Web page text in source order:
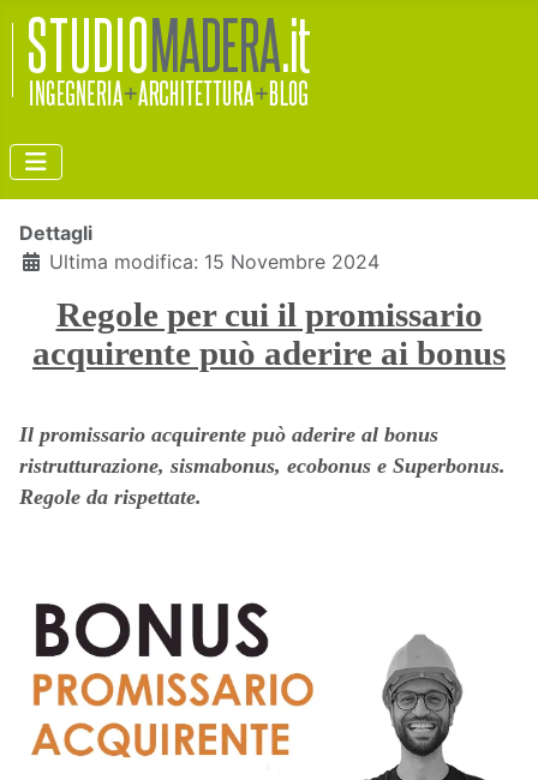
Dettagli
Ultima modifica: 15 Novembre 2024
Regole per cui il promissario
acquirente può aderire ai bonus
Il promissario acquirente può aderire al bonus
ristrutturazione, sismabonus, ecobonus e Superbonus.
Regole da rispettate.